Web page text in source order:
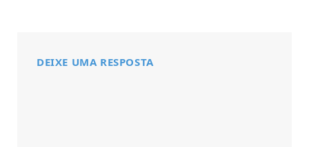
DEIXE UMA RESPOSTA